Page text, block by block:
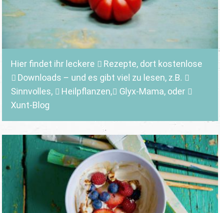
Hier findet ihr leckere Rezepte, dort kostenlose
Downloads – und es gibt viel zu lesen, z.B.
Sinnvolles, Heilpflanzen, Glyx-Mama,oder
Xunt-Blog